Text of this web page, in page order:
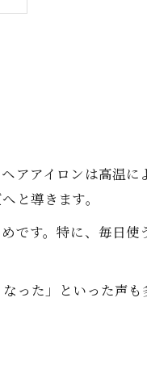
アアイロンは高温に
と導きます。
です。特に、毎日使
った」といった声も